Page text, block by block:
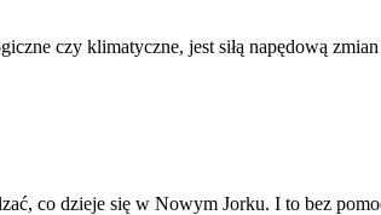
czy klimatyczne, jest siłą napędową
co dzieje się w Nowym Jorku. I to bez